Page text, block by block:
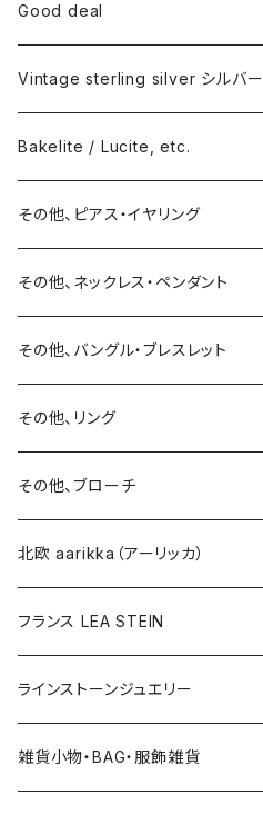
Good deal
Vintage sterling silver シルバー
ネックレス
バングル・ブレスレット
リング
15号以上
ピアス
イヤリング
ブローチ
その他
Bakelite / Lucite, etc.
ピアス・イヤリング
リング
バングル・ブレスレット
ブローチ
ネックレス
その他、ピアス・イヤリング
ピアス
イヤリング
その他、ネックレス・ペンダント
その他、バングル・ブレスレット
その他、リング
その他、ブローチ
北欧 aarikka（アーリッカ）
フランス LEA STEIN
ラインストーンジュエリー
雑貨小物・BAG・服飾雑貨